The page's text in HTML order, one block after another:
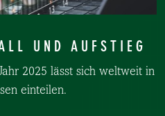
UND AUFSTIEG
2025 lässt sich weltweit in
einteilen.